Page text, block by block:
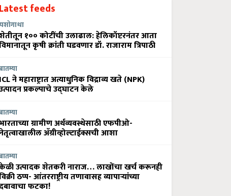
Latest feeds
१०० कोटींची उलाढाल: हेलिकॉप्टरनंतर आता
कृषी क्रांती घडवणार डॉ. राजाराम त्रिपाठी
ICL ने महाराष्ट्रात अत्याधुनिक विद्राव्य खते (NPK)
प्रकल्पाचे उद्घाटन केले
ग्रामीण अर्थव्यवस्थेसाठी एफपीओ-
अ‍ॅग्रीव्होल्टाईक्सची आशा
उत्पादक शेतकरी नाराज… लाखोंचा खर्च करूनही
ठप्प- आंतरराष्ट्रीय तणावासह व्यापाऱ्यांच्या
फटका!